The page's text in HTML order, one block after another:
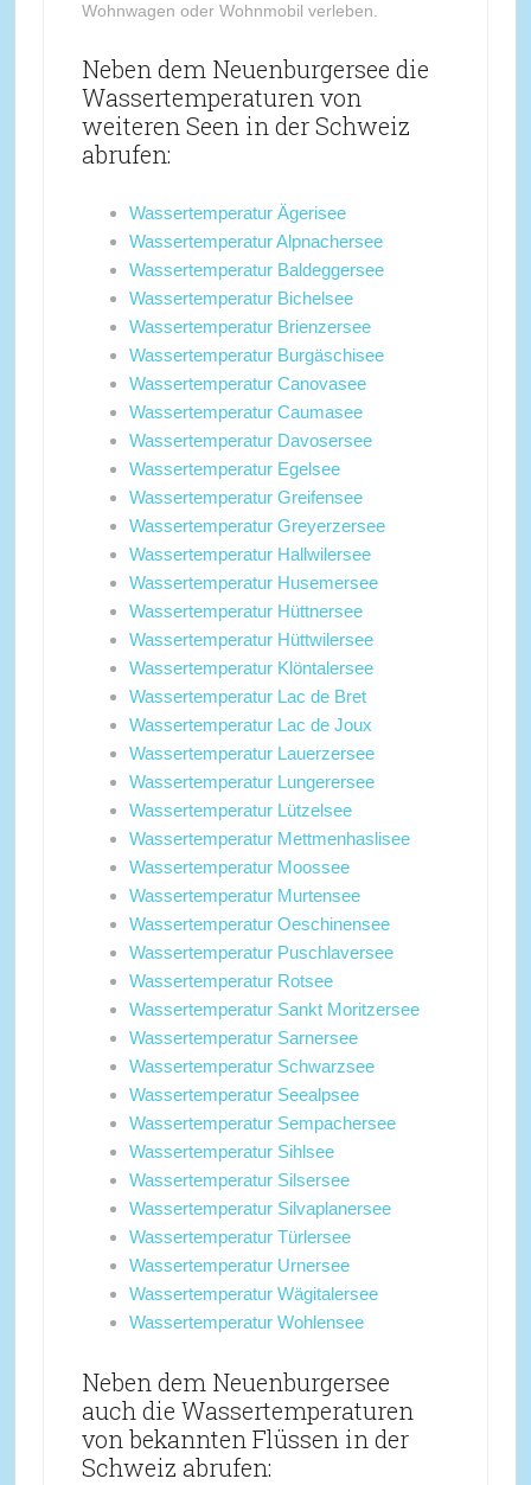
Wohnwagen oder Wohnmobil verleben.
Neben dem Neuenburgersee die
Wassertemperaturen von
weiteren Seen in der Schweiz
abrufen:
Wassertemperatur Ägerisee
Wassertemperatur Alpnachersee
Wassertemperatur Baldeggersee
Wassertemperatur Bichelsee
Wassertemperatur Brienzersee
Wassertemperatur Burgäschisee
Wassertemperatur Canovasee
Wassertemperatur Caumasee
Wassertemperatur Davosersee
Wassertemperatur Egelsee
Wassertemperatur Greifensee
Wassertemperatur Greyerzersee
Wassertemperatur Hallwilersee
Wassertemperatur Husemersee
Wassertemperatur Hüttnersee
Wassertemperatur Hüttwilersee
Wassertemperatur Klöntalersee
Wassertemperatur Lac de Bret
Wassertemperatur Lac de Joux
Wassertemperatur Lauerzersee
Wassertemperatur Lungerersee
Wassertemperatur Lützelsee
Wassertemperatur Mettmenhaslisee
Wassertemperatur Moossee
Wassertemperatur Murtensee
Wassertemperatur Oeschinensee
Wassertemperatur Puschlaversee
Wassertemperatur Rotsee
Wassertemperatur Sankt Moritzersee
Wassertemperatur Sarnersee
Wassertemperatur Schwarzsee
Wassertemperatur Seealpsee
Wassertemperatur Sempachersee
Wassertemperatur Sihlsee
Wassertemperatur Silsersee
Wassertemperatur Silvaplanersee
Wassertemperatur Türlersee
Wassertemperatur Urnersee
Wassertemperatur Wägitalersee
Wassertemperatur Wohlensee
Neben dem Neuenburgersee
auch die Wassertemperaturen
von bekannten Flüssen in der
Schweiz abrufen: